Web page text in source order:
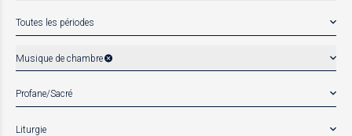
Toutes les périodes
Musique de chambre
Profane/Sacré
Liturgie